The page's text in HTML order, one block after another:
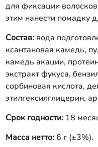
для фиксации
этим нанести помадку
Состав:вода
ксантановая камедь,
камедь акации,
экстракт фукуса,
сорбиновая кислота,
этилгексилглицерин,
Срок годности:18
Масса нетто:6 г (±3%).